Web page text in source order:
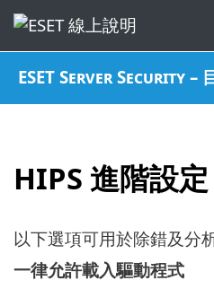
ESET Server Security –
HIPS 進階設定
以下選項可用於除錯及分
一律允許載入驅動程式